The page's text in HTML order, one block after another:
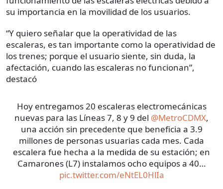
su importancia en la movilidad de los usuarios.
“Y quiero señalar que la operatividad de las
escaleras, es tan importante como la operatividad de
los trenes; porque el usuario siente, sin duda, la
afectación, cuando las escaleras no funcionan”,
destacó
Hoy entregamos 20 escaleras electromecánicas
nuevas para las Líneas 7, 8 y 9 del @MetroCDMX,
una acción sin precedente que beneficia a 3.9
millones de personas usuarias cada mes. Cada
escalera fue hecha a la medida de su estación; en
Camarones (L7) instalamos ocho equipos a 40…
pic.twitter.com/eNtEL0HlIa